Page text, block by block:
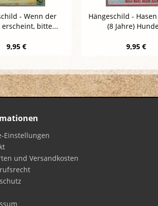
- Wenn der
erscheint, bitte...
9,95 €
Hängeschild -
(8 Jahre)
9,95 €
Einstellungen
und Versandkosten